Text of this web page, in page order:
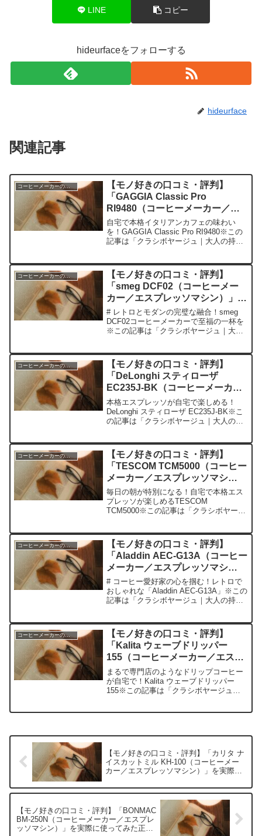
LINE コピー
hideurfaceをフォローする
hideurface
関連記事
コーヒーメーカーのレビュー
【モノ好きの口コミ・評判】
「GAGGIA Classic Pro
RI9480（コーヒーメーカー／エ
スプレッソマシン）」を実際に使
ってみた正直感想
自宅で本格イタリアンカフェの味わい
を！GAGGIA Classic Pro RI9480※この
記事は「クラシボヤージュ｜大人の持ち
今日、編集部が紹介したいのが
「GAGG...
コーヒーメーカーのレビュー
【モノ好きの口コミ・評判】
「smeg DCF02（コーヒーメー
カー／エスプレッソマシン）」を
実際に使ってみた正直感想
# レトロとモダンの完璧な融合！smeg
DCF02コーヒーメーカーで至福の一杯を
※この記事は「クラシボヤージュ｜大人
口コミ今日、編集部が紹介したいのが
「smeg DC...
コーヒーメーカーのレビュー
【モノ好きの口コミ・評判】
「DeLonghi スティローザ
EC235J-BK（コーヒーメーカー
／エスプレッソマシン）」を実際
に使ってみた正直感想
本格エスプレッソが自宅で楽しめる！
DeLonghi スティローザ EC235J-BK※こ
の記事は「クラシボヤージュ｜大人の持
ミ今日、編集部が紹介したいのが
「DeLong...
コーヒーメーカーのレビュー
【モノ好きの口コミ・評判】
「TESCOM TCM5000（コーヒー
メーカー／エスプレッソマシ
ン）」を実際に使ってみた正直感
想
毎日の朝が特別になる！自宅で本格エス
プレッソが楽しめるTESCOM
TCM5000※この記事は「クラシボヤージ
ビスへの口コミ今日、編集部が紹介した
いのが「TESCOM ...
コーヒーメーカーのレビュー
【モノ好きの口コミ・評判】
「Aladdin AEC-G13A（コーヒー
メーカー／エスプレッソマシ
ン）」を実際に使ってみた正直感
想
# コーヒー愛好家の心を掴む！レトロで
おしゃれな「Aladdin AEC-G13A」※この
記事は「クラシボヤージュ｜大人の持ち
今日、編集部が紹介したいのが
「Aladdi...
コーヒーメーカーのレビュー
【モノ好きの口コミ・評判】
「Kalita ウェーブドリッパー
155（コーヒーメーカー／エスプ
レッソマシン）」を実際に使って
みた正直感想
まるで専門店のようなドリップコーヒー
が自宅で！Kalita ウェーブドリッパー
155※この記事は「クラシボヤージュ｜
【モノ好きの口コミ・評判】「カリタ ナ
イスカットミル KH-100（コーヒーメー
カー／エスプレッソマシン）」を実際に
【モノ好きの口コミ・評判】「BONMAC
BM-250N（コーヒーメーカー／エスプレ
ッソマシン）」を実際に使ってみた正直